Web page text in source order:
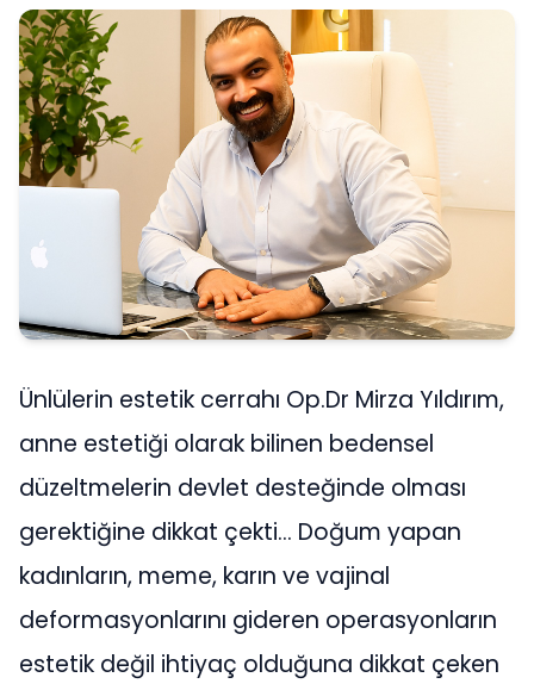
Ünlülerin estetik cerrahı Op.Dr Mirza Yıldırım,
anne estetiği olarak bilinen bedensel
düzeltmelerin devlet desteğinde olması
gerektiğine dikkat çekti… Doğum yapan
kadınların, meme, karın ve vajinal
deformasyonlarını gideren operasyonların
estetik değil ihtiyaç olduğuna dikkat çeken